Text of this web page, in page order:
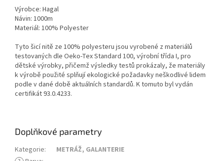
Výrobce: Hagal
Návin: 1000m
Materiál: 100% Polyester
Tyto šicí nitě ze 100% polyesteru jsou vyrobené z materiálů
testovaných dle Oeko-Tex Standard 100, výrobní třída I, pro
dětské výrobky, přičemž výsledky testů prokázaly, že materiály
k výrobě použité splňují ekologické požadavky neškodlivé lidem
podle v dané době aktuálních standardů. K tomuto byl vydán
certifikát 93.0.4233.
Doplňkové parametry
Kategorie:
METRÁŽ, GALANTERIE